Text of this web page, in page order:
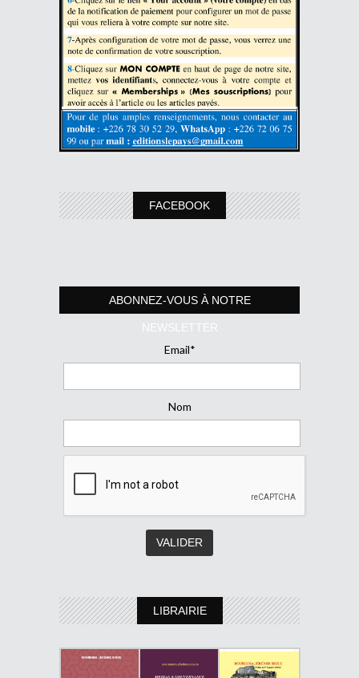
FACEBOOK
ABONNEZ-VOUS À NOTRE
NEWSLETTER
Email*
Nom
LIBRAIRIE